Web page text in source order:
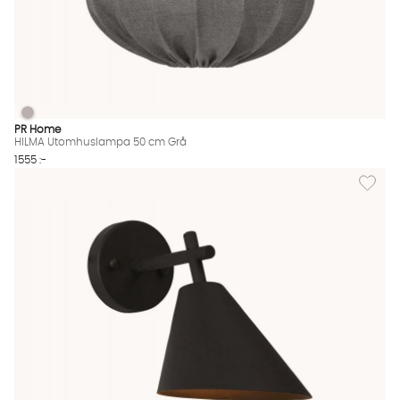
HILMA Utomhuslampa 50 cm Grå Finns även i dessa färger:
HILMA Utomhuslampa 50 cm Grå
PR Home
HILMA Utomhuslampa 50 cm Grå
1555 :-
Lägg